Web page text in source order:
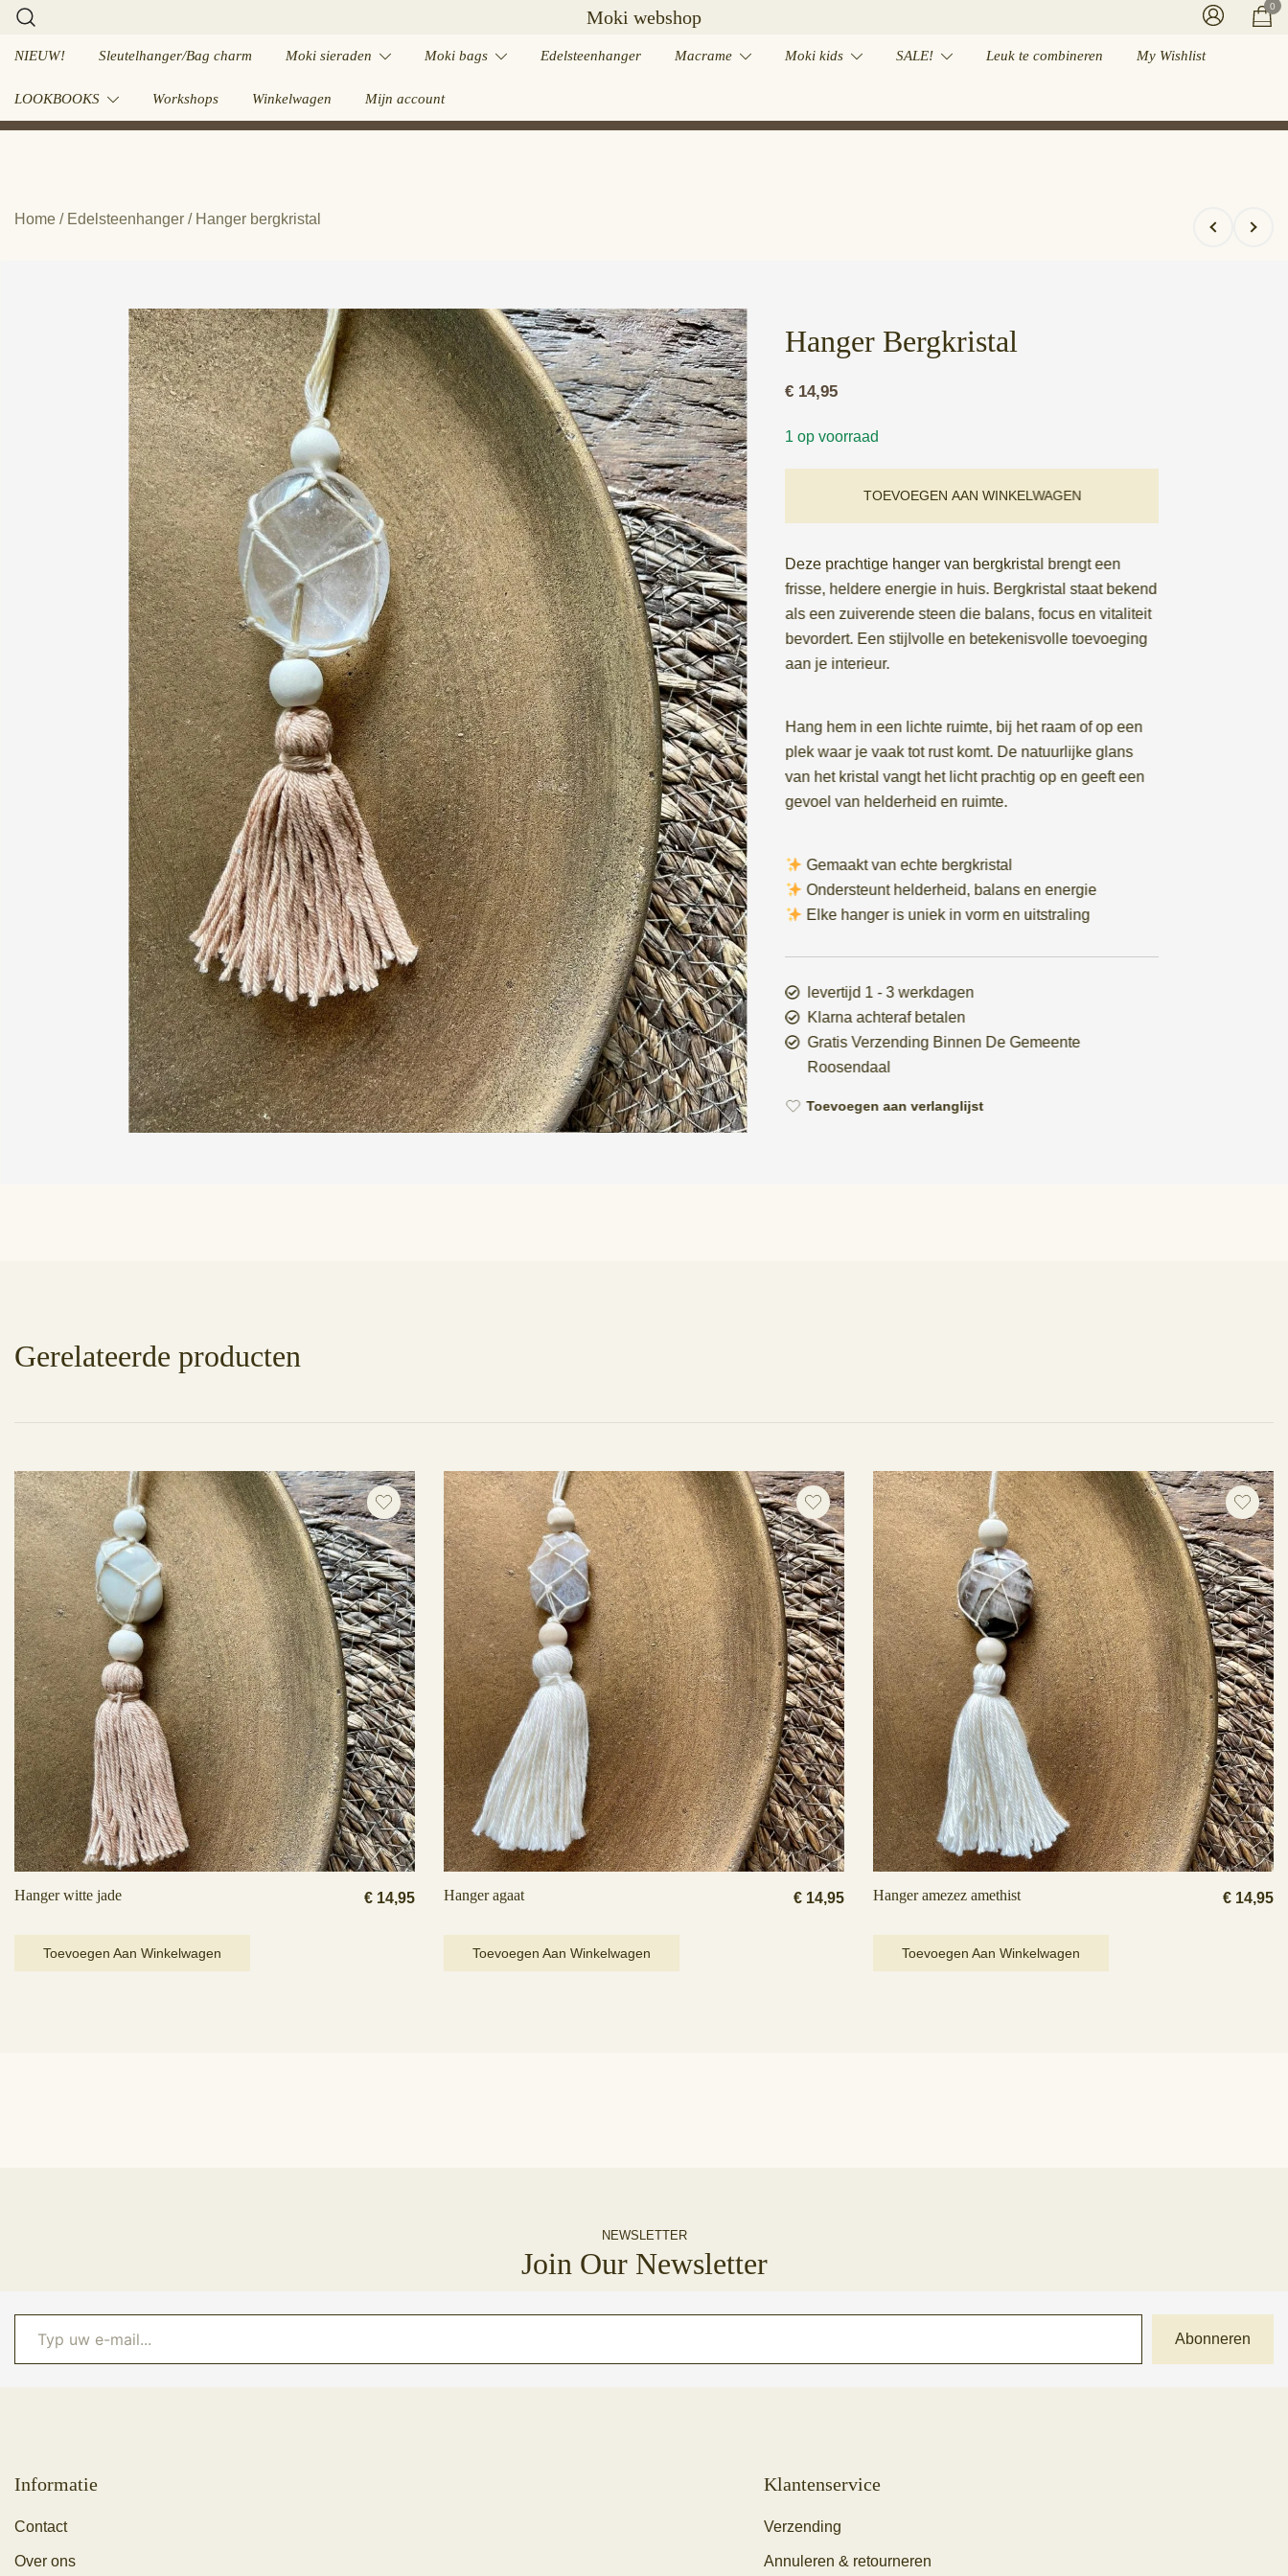
Ga
de
Moki webshop
0
NIEUW! Sleutelhanger/Bag charm Moki sieraden Moki bags Edelsteenhanger Macrame Moki kids SALE! Leuk te combineren My Wishlist
LOOKBOOKS Workshops Winkelwagen Mijn account
Home / Edelsteenhanger / Hanger bergkristal
Hanger Bergkristal
€ 14,95
1 op voorraad
TOEVOEGEN AAN WINKELWAGEN
Deze prachtige hanger van bergkristal brengt een
frisse, heldere energie in huis. Bergkristal staat bekend
als een zuiverende steen die balans, focus en vitaliteit
bevordert. Een stijlvolle en betekenisvolle toevoeging
aan je interieur.
Hang hem in een lichte ruimte, bij het raam of op een
plek waar je vaak tot rust komt. De natuurlijke glans
van het kristal vangt het licht prachtig op en geeft een
gevoel van helderheid en ruimte.
Gemaakt van echte bergkristal
Ondersteunt helderheid, balans en energie
Elke hanger is uniek in vorm en uitstraling
levertijd 1 - 3 werkdagen
Klarna achteraf betalen
Gratis Verzending Binnen De Gemeente
Roosendaal
Toevoegen aan verlanglijst
Gerelateerde producten
Hanger witte jade €14,95
Toevoegen Aan Winkelwagen
Hanger agaat €14,95
Toevoegen Aan Winkelwagen
Hanger amezez amethist €14,95
Toevoegen Aan Winkelwagen
NEWSLETTER
Join Our Newsletter
Typ uw e-mail...
Abonneren
Informatie
Contact
Over ons
Klantenservice
Verzending
Annuleren & retourneren